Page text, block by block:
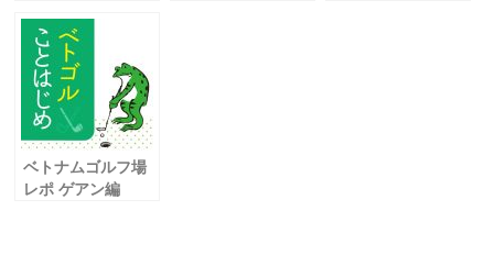
編～
ベトナムゴルフ場
レポ ゲアン編